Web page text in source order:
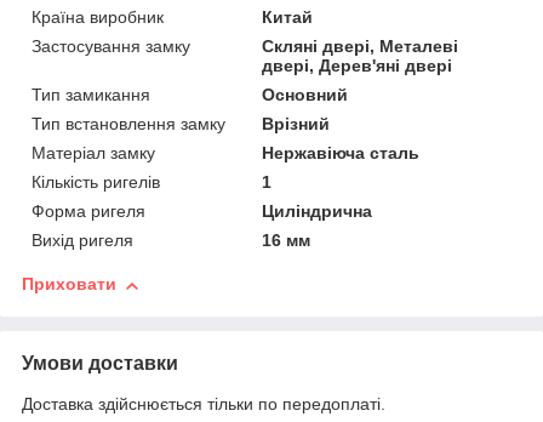
Країна виробник
Китай
Застосування замку
Скляні двері, Металеві
двері, Дерев'яні двері
Тип замикання
Основний
Тип встановлення замку
Врізний
Матеріал замку
Нержавіюча сталь
Кількість ригелів
1
Форма ригеля
Циліндрична
Вихід ригеля
16 мм
Приховати
Умови доставки
Доставка здійснюється тільки по передоплаті.